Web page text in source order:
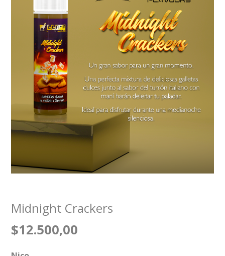
Midnight Crackers
$12.500,00